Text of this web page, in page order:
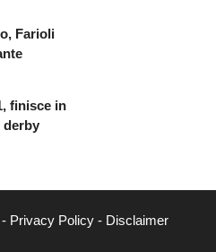
Farioli
finisce in
derby
Privacy Policy- Disclaimer